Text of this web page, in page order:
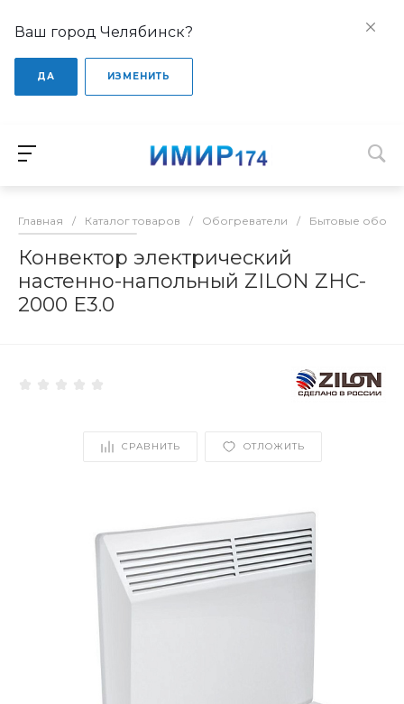
Ваш город Челябинск?
ДА ИЗМЕНИТЬ
Главная / Каталог товаров / Обогреватели / Бытовые
Конвектор электрический
настенно-напольный ZILON ZHC-
2000 Е3.0
СРАВНИТЬ ОТЛОЖИТЬ